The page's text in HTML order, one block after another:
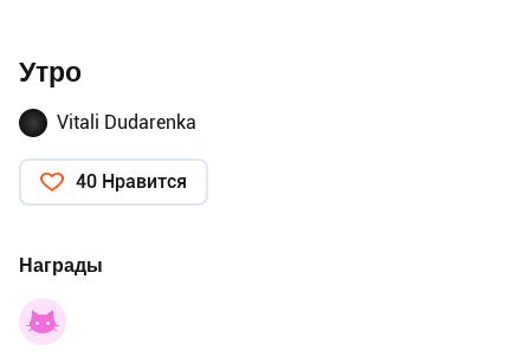
Утро
Vitali Dudarenka
40 Нравится
Награды